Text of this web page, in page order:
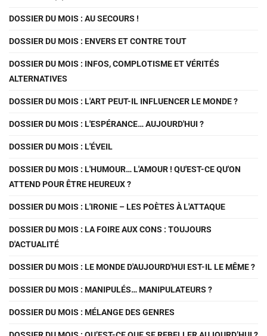
DOSSIER DU MOIS : AU SECOURS !
DOSSIER DU MOIS : ENVERS ET CONTRE TOUT
DOSSIER DU MOIS : INFOS, COMPLOTISME ET VÉRITÉS
ALTERNATIVES
DOSSIER DU MOIS : L'ART PEUT-IL INFLUENCER LE MONDE ?
DOSSIER DU MOIS : L'ESPÉRANCE… AUJOURD'HUI ?
DOSSIER DU MOIS : L'ÉVEIL
DOSSIER DU MOIS : L'HUMOUR… L'AMOUR ! QU'EST-CE QU'ON
ATTEND POUR ÊTRE HEUREUX ?
DOSSIER DU MOIS : L'IRONIE – LES POÈTES À L'ATTAQUE
DOSSIER DU MOIS : LA FOIRE AUX CONS : TOUJOURS
D'ACTUALITÉ
DOSSIER DU MOIS : LE MONDE D'AUJOURD'HUI EST-IL LE MÊME ?
DOSSIER DU MOIS : MANIPULÉS… MANIPULATEURS ?
DOSSIER DU MOIS : MÉLANGE DES GENRES